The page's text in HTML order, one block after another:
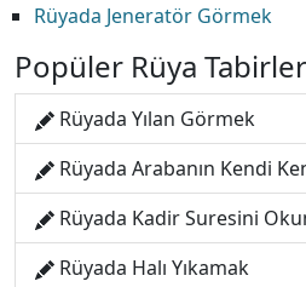
Rüyada Jeneratör Görmek
Popüler Rüya
Rüyada Yılan Görmek
Rüyada Arabanın Kendi
Rüyada Kadir Suresini
Rüyada Halı Yıkamak